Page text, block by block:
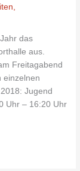
,
das
aus.
Freitagabend
einzelnen
Jugend
Uhr – 16:20 Uhr